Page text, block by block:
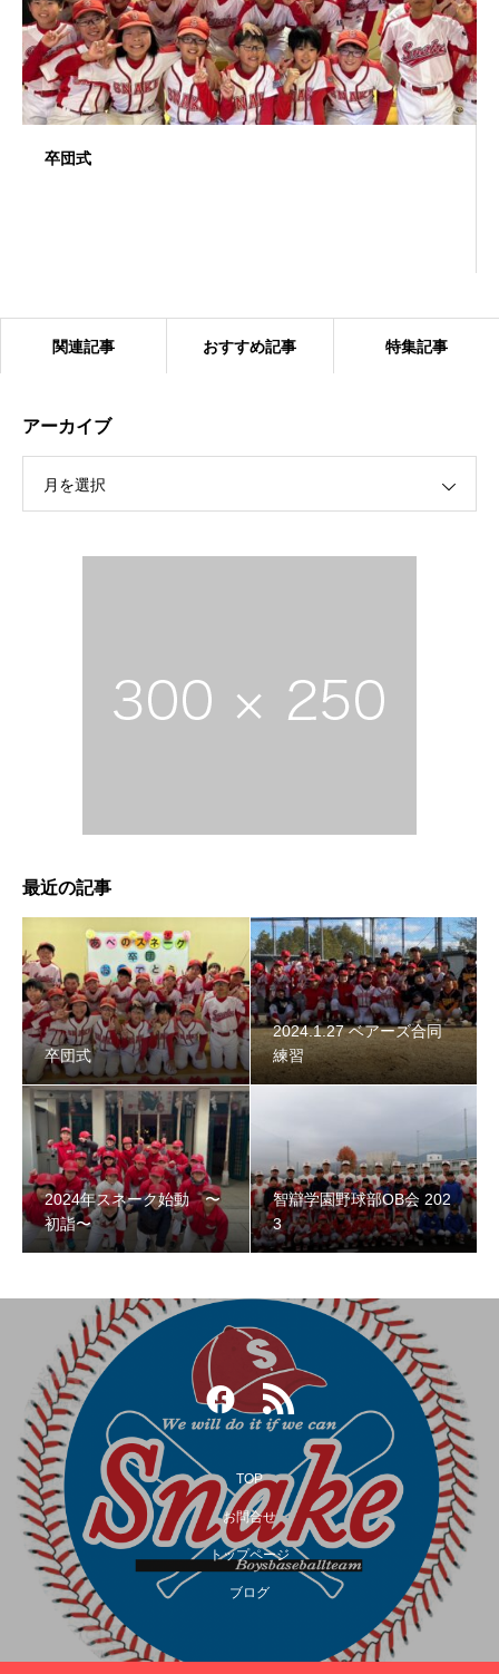
卒団式
2024.1.27 ベアーズ合同練習
智辯学園野球部OB会 2023
第３回阿倍野スネークOB野球大会
関連記事 おすすめ記事 特集記事
アーカイブ
月を選択
最近の記事
卒団式
2024.1.27 ベアーズ合同
練習
2024年スネーク始動 〜
初詣〜
智辯学園野球部OB会 202
3
TOP
お問合せ
トップページ
ブログ